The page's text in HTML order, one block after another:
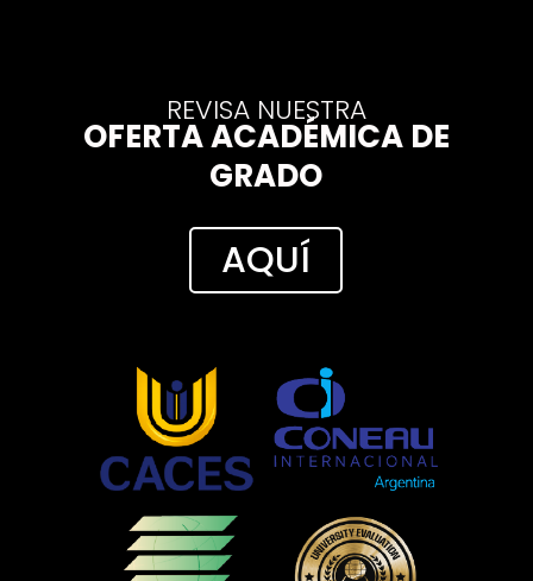
REVISA NUESTRA
OFERTA ACADÉMICA DE
GRADO
AQUÍ